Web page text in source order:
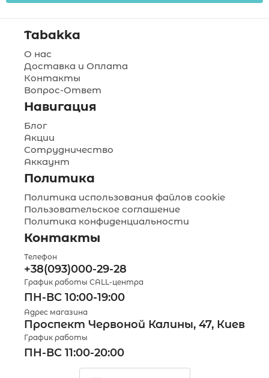
Tabakka
О нас
Доставка и Оплата
Контакты
Вопрос-Ответ
Навигация
Блог
Акции
Сотрудничество
Аккаунт
Политика
Политика использования файлов cookie
Пользовательское соглашение
Политика конфиденциальности
Контакты
Телефон
+38(093)000-29-28
График работы CALL-центра
ПН-ВС 10:00-19:00
Адрес магазина
Проспект Червоной Калины, 47, Киев
График работы
ПН-ВС 11:00-20:00